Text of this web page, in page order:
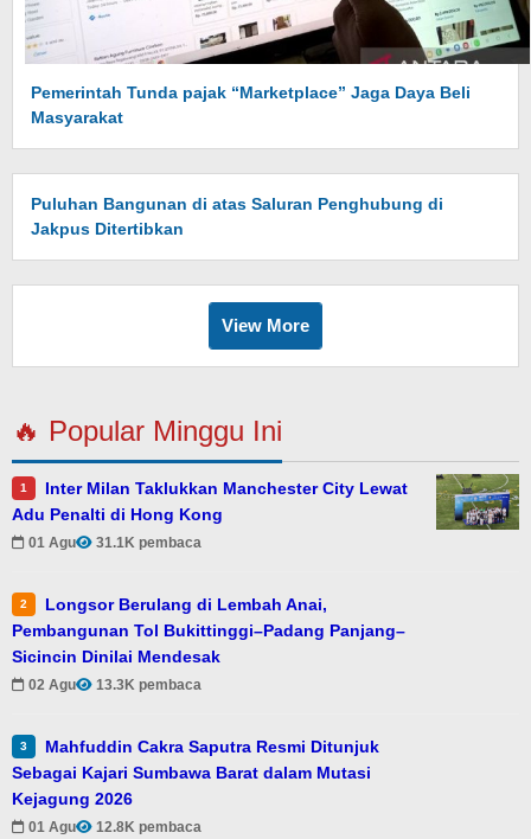
Pemerintah Tunda pajak “Marketplace” Jaga Daya Beli
Masyarakat
Puluhan Bangunan di atas Saluran Penghubung di
Jakpus Ditertibkan
View More
🔥 Popular Minggu Ini
1
Inter Milan Taklukkan Manchester City Lewat
Adu Penalti di Hong Kong
01 Agu 31.1K pembaca
2
Longsor Berulang di Lembah Anai,
Pembangunan Tol Bukittinggi–Padang Panjang–
Sicincin Dinilai Mendesak
02 Agu 13.3K pembaca
3
Mahfuddin Cakra Saputra Resmi Ditunjuk
Sebagai Kajari Sumbawa Barat dalam Mutasi
Kejagung 2026
01 Agu 12.8K pembaca